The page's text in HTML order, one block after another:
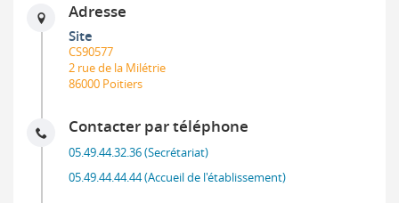
Adresse
Site
CS90577
2 rue de la Milétrie
86000 Poitiers
Contacter par téléphone
05.49.44.32.36 (Secrétariat)
05.49.44.44.44 (Accueil de l'établissement)